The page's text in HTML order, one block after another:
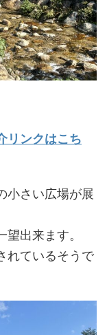
リンクはこち
小さい広場が展
出来ます。
れているそうで